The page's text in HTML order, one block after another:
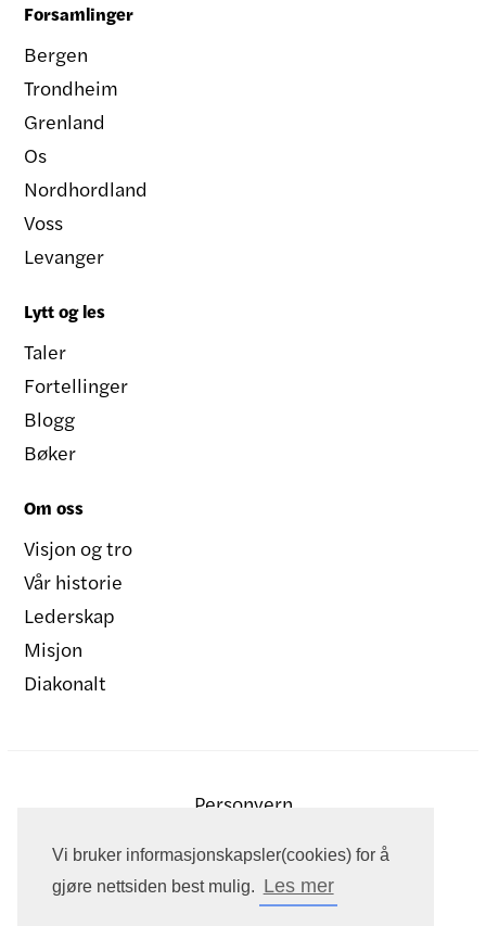
Vi bruker informasjonskapsler(cookies) for å
gjøre nettsiden best mulig. Les mer
Forsamlinger
Bergen
Trondheim
Grenland
Os
Nordhordland
Voss
Levanger
Lytt og les
Taler
Fortellinger
Blogg
Bøker
Om oss
Visjon og tro
Vår historie
Lederskap
Misjon
Diakonalt
Personvern